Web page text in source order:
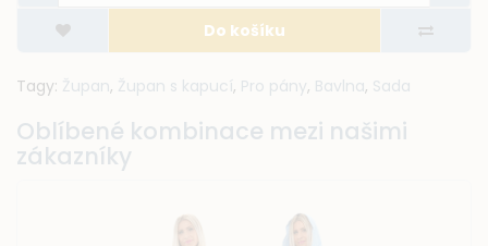
Do košíku
Tagy: Župan, Župan s kapucí, Pro pány, Bavlna, Sada
Oblíbené kombinace mezi našimi
zákazníky